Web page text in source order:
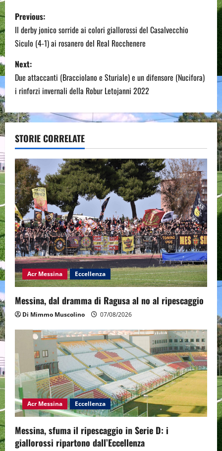
P
o
s
t
n
a
v
i
g
a
t
i
o
n
Previous:
Il derby jonico sorride ai colori giallorossi del Casalvecchio
Siculo (4-1) ai rosanero del Real Rocchenere
Next:
Due attaccanti (Bracciolano e Sturiale) e un difensore (Nucifora)
i rinforzi invernali della Robur Letojanni 2022
STORIE CORRELATE
Acr Messina Eccellenza
Messina, dal dramma di Ragusa al no al ripescaggio
Di Mimmo Muscolino 07/08/2026
Acr Messina Eccellenza
Messina, sfuma il ripescaggio in Serie D: i
giallorossi ripartono dall’Eccellenza